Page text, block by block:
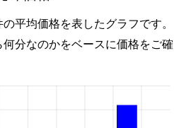
平均価格を表したグラフです。
分なのかをベースに価格をご確